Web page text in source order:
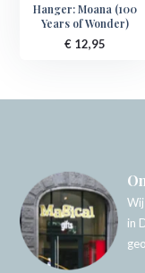
Hanger: Moana (100
Years of Wonder)
€ 12,95
in